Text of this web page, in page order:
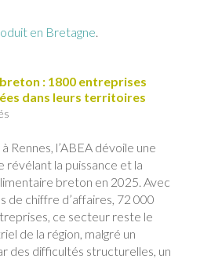
en Bretagne
: 1800 entreprises
dans leurs territoires
Rennes, l’ABEA dévoile une
révélant la puissance et la
breton en 2025. Avec
de chiffre d’affaires, 72 000
ce secteur reste le
de la région, malgré un
des difficultés structurelles, un